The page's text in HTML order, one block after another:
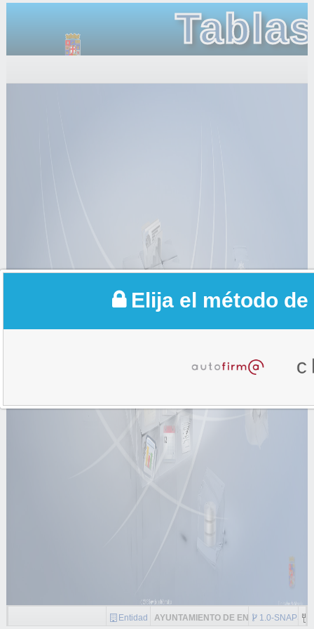
Tablas
Entidad AYUNTAMIENTO DE ENIX 1.0-
Elija el método